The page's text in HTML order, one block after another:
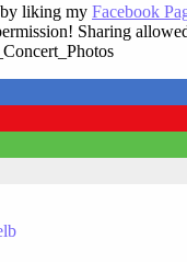
liking my Facebook
Sharing